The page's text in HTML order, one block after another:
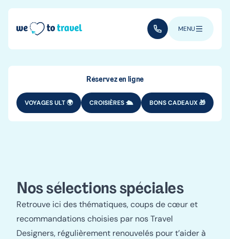
Aller au contenu principal
(+352) 28 32 6 - 334
MENU
Réservez en ligne
VOYAGES ULT 🌍 CROISIÈRES 🛳️ BONS CADEAUX 🎁
de tes rêves
RECHERCHE UN VOYAGE ⭐
Nos sélections spéciales
Retrouve ici des thématiques, coups de cœur et
recommandations choisies par nos Travel
Designers, régulièrement renouvelés pour t’aider à